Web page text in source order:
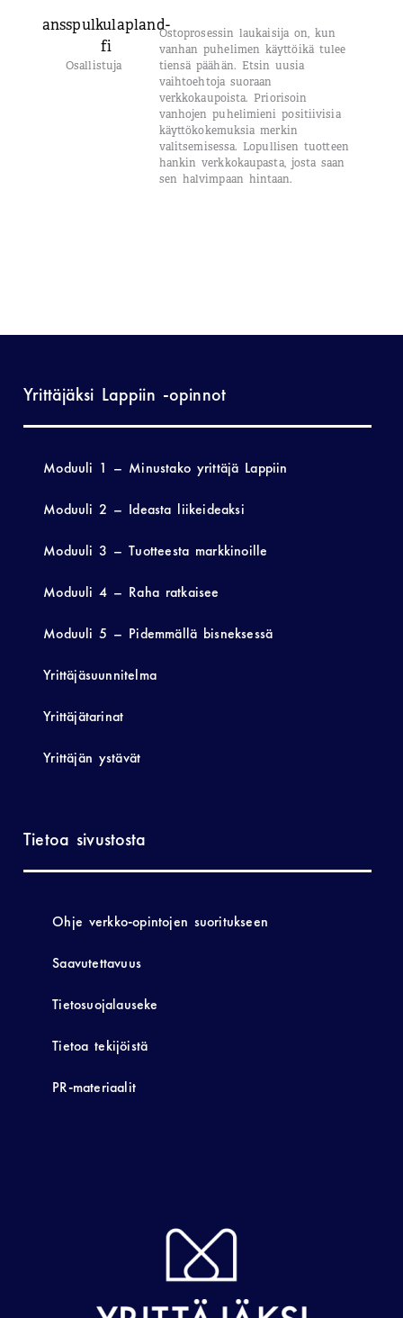
ansspulkulapland-
fi
Osallistuja
Ostoprosessin laukaisija on, kun
vanhan puhelimen käyttöikä tulee
tiensä päähän. Etsin uusia
vaihtoehtoja suoraan
verkkokaupoista. Priorisoin
vanhojen puhelimieni positiivisia
käyttökokemuksia merkin
valitsemisessa. Lopullisen tuotteen
hankin verkkokaupasta, josta saan
sen halvimpaan hintaan.
Yrittäjäksi Lappiin -opinnot
Moduuli 1 – Minustako yrittäjä Lappiin
Moduuli 2 – Ideasta liikeideaksi
Moduuli 3 – Tuotteesta markkinoille
Moduuli 4 – Raha ratkaisee
Moduuli 5 – Pidemmällä bisneksessä
Yrittäjäsuunnitelma
Yrittäjätarinat
Yrittäjän ystävät
Tietoa sivustosta
Ohje verkko-opintojen suoritukseen
Saavutettavuus
Tietosuojalauseke
Tietoa tekijöistä
PR-materiaalit